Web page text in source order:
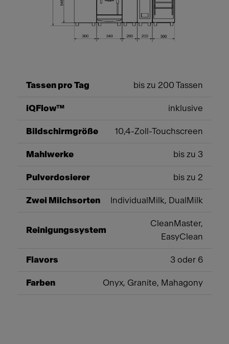
Tassen pro Tag bis zu 200 Tassen
iQFlow™ inklusive
Bildschirmgröße 10,4-Zoll-Touchscreen
Mahlwerke bis zu 3
Pulverdosierer bis zu 2
Zwei Milchsorten IndividualMilk, DualMilk
Reinigungssystem
CleanMaster,
EasyClean
Flavors 3 oder 6
Farben Onyx, Granite, Mahagony